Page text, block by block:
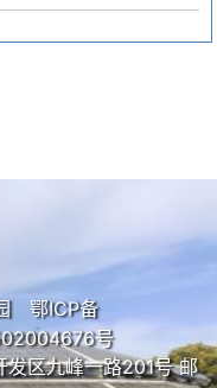
鄂ICP备
号
发区九峰一路201号 邮